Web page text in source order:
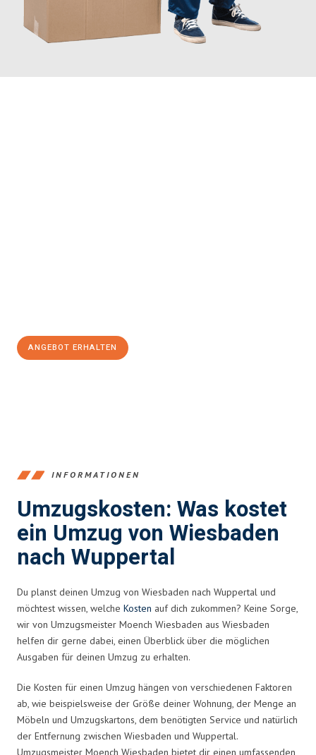
ANGEBOT ERHALTEN
INFORMATIONEN
Umzugskosten: Was kostet
ein Umzug von Wiesbaden
nach Wuppertal
Du planst deinen Umzug von Wiesbaden nach Wuppertal und
möchtest wissen, welche Kosten auf dich zukommen? Keine Sorge,
wir von Umzugsmeister Moench Wiesbaden aus Wiesbaden
helfen dir gerne dabei, einen Überblick über die möglichen
Ausgaben für deinen Umzug zu erhalten.
Die Kosten für einen Umzug hängen von verschiedenen Faktoren
ab, wie beispielsweise der Größe deiner Wohnung, der Menge an
Möbeln und Umzugskartons, dem benötigten Service und natürlich
der Entfernung zwischen Wiesbaden und Wuppertal.
Umzugsmeister Moench Wiesbaden bietet dir einen umfassenden